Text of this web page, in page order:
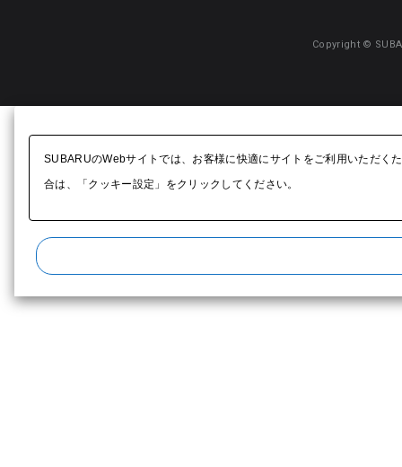
Copyright ©
SUBARUのWebサイトでは、お客様に快適にサイトをご利用いただく
合は、「クッキー設定」をクリックしてください。​